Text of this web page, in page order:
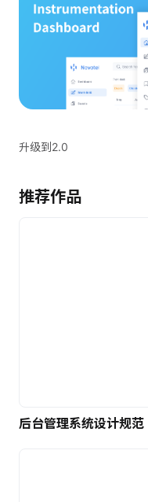
升级到2.0
推荐作品
后台管理系统设计规范